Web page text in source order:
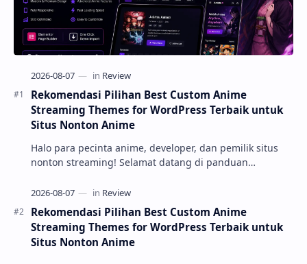
Rekomendasi Pilihan Best Custom Anime
Streaming Themes for WordPress Terbaik untuk
Situs Nonton Anime
Halo para pecinta anime, developer, dan pemilik situs
nonton streaming! Selamat datang di panduan
anime yang cepat, responsif, dan mudah digunakan
adalah kunci utama untuk mempertahankan
pengunjung agar...
Rekomendasi Pilihan Best Custom Anime
Streaming Themes for WordPress Terbaik untuk
Situs Nonton Anime